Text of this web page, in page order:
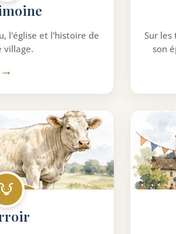
l'église et l'histoire de
village.
→
Sur
son